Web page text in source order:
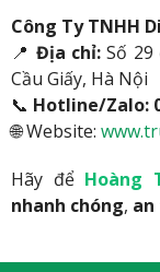
Công Ty TNHH
📍 Địa chỉ:Số
Cầu Giấy, Hà Nội
📞 Hotline/Zalo:
🌐 Website:
Hãy để Hoàng
nhanh chóng, an